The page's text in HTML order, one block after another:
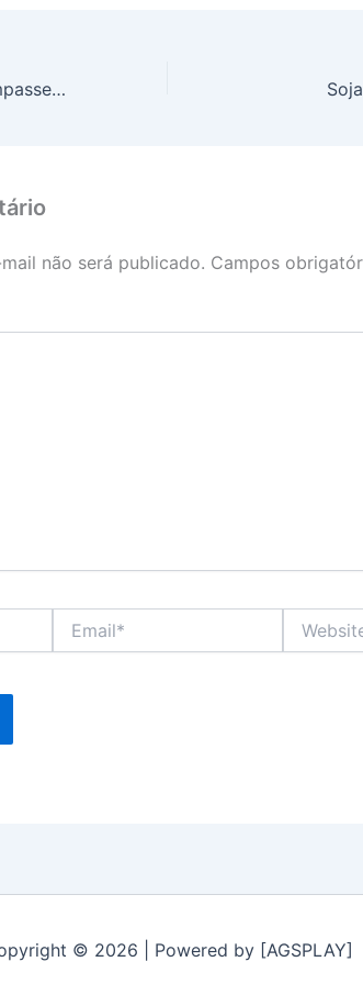
Reforma administrativa, impasse fiscal e apostas: os focos do Congresso nesta semana
não será publicado. Campos
© 2026 | Powered by [AGSPLAY]